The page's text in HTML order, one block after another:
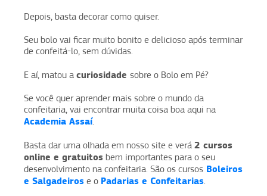
Depois, basta decorar como quiser.
Seu bolo vai ficar muito bonito e delicioso após terminar
de confeitá-lo, sem dúvidas.
E aí, matou a curiosidade sobre o Bolo em Pé?
Se você quer aprender mais sobre o mundo da
confeitaria, vai encontrar muita coisa boa aqui na
Academia Assaí.
Basta dar uma olhada em nosso site e verá 2 cursos
online e gratuitos bem importantes para o seu
desenvolvimento na confeitaria. São os cursos Boleiros
e Salgadeiros e o Padarias e Confeitarias.